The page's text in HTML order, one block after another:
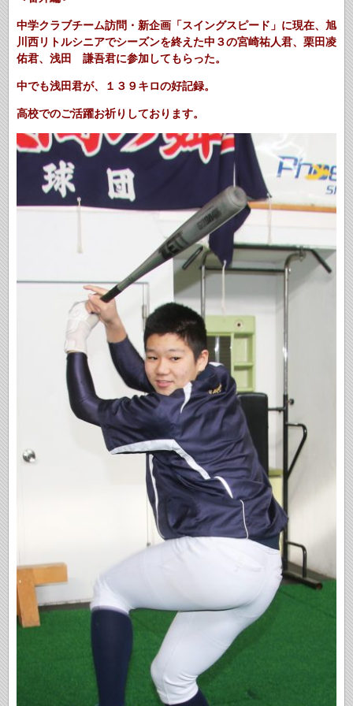
中学クラブチーム訪問・新企画「スイングスピード」に現在、旭
川西リトルシニアでシーズンを終えた中３の宮崎祐人君、栗田凌
佑君、浅田 謙吾君に参加してもらった。
中でも浅田君が、１３９キロの好記録。
高校でのご活躍お祈りしております。